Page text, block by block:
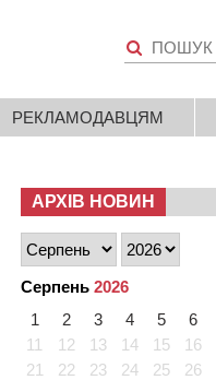
РЕКЛАМОДАВЦЯМ
АРХІВ НОВИН
Серпень 2026
1
2 3 4 5 6
11
12 13 14 15 16
21
22 23 24 25 26